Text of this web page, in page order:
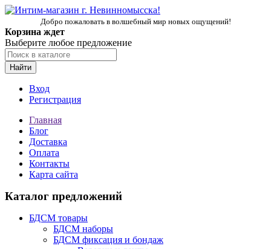
Добро пожаловать в волшебный мир новых ощущений!
Корзина ждет
Выберите любое предложение
Найти
Вход
Регистрация
Главная
Блог
Доставка
Оплата
Контакты
Карта сайта
Каталог предложений
БДСМ товары
БДСМ наборы
БДСМ фиксация и бондаж